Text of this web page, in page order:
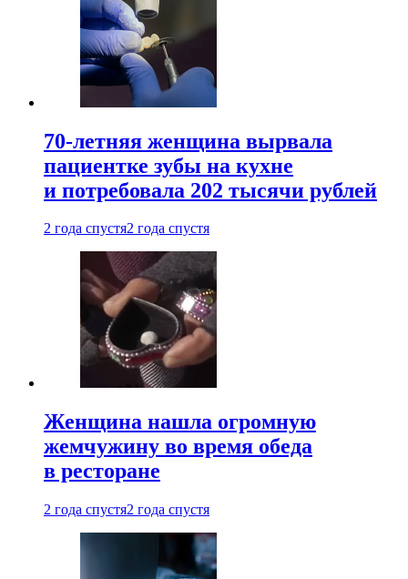
70-летняя женщина вырвала
пациентке зубы на кухне
и потребовала 202 тысячи рублей
2 года спустя2 года спустя
Женщина нашла огромную
жемчужину во время обеда
в ресторане
2 года спустя2 года спустя